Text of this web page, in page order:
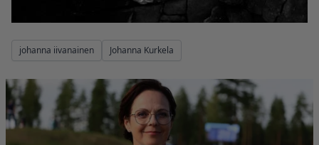
johanna iivanainen Johanna Kurkela